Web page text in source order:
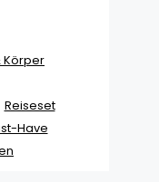
Körper
Reiseset
Have